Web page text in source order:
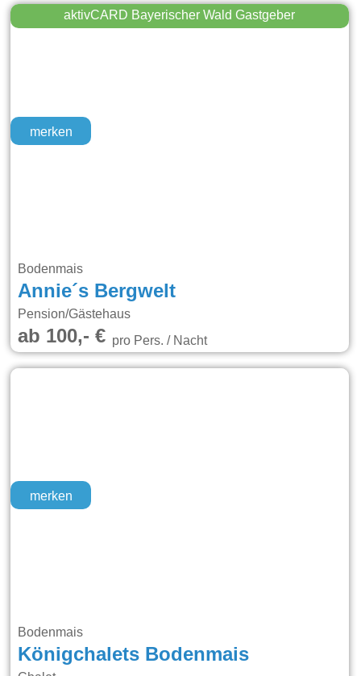
merken
aktivCARD Bayerischer Wald Gastgeber
Bodenmais
Annie´s Bergwelt
Pension/Gästehaus
ab 100,- €pro Pers. / Nacht
merken
Bodenmais
Königchalets Bodenmais